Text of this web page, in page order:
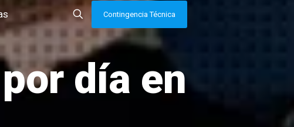
Contingencia Técnica
día en